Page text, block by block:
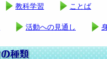
教科学習 ことば
活動への見通し